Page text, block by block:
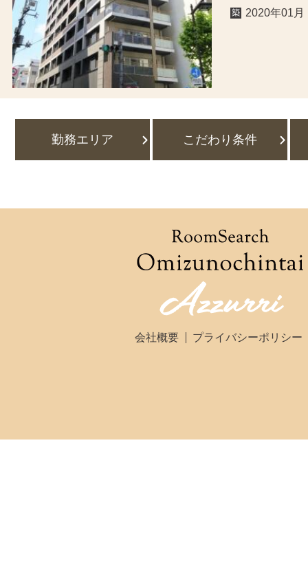
2020年01月
勤務エリア こだわり条件
会社概要 プライバシーポリシー